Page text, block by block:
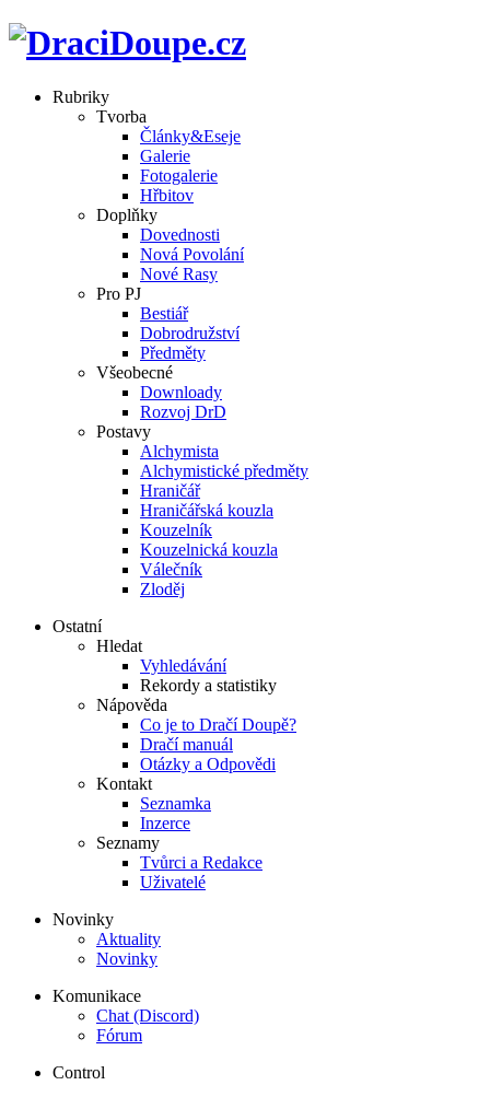
Rubriky
Tvorba
Články&Eseje
Galerie
Fotogalerie
Hřbitov
Doplňky
Dovednosti
Nová Povolání
Nové Rasy
Pro PJ
Bestiář
Dobrodružství
Předměty
Všeobecné
Downloady
Rozvoj DrD
Postavy
Alchymista
Alchymistické předměty
Hraničář
Hraničářská kouzla
Kouzelník
Kouzelnická kouzla
Válečník
Zloděj
Ostatní
Hledat
Vyhledávání
Rekordy a statistiky
Nápověda
Co je to Dračí Doupě?
Dračí manuál
Otázky a Odpovědi
Kontakt
Seznamka
Inzerce
Seznamy
Tvůrci a Redakce
Uživatelé
Novinky
Aktuality
Novinky
Komunikace
Chat (Discord)
Fórum
Control